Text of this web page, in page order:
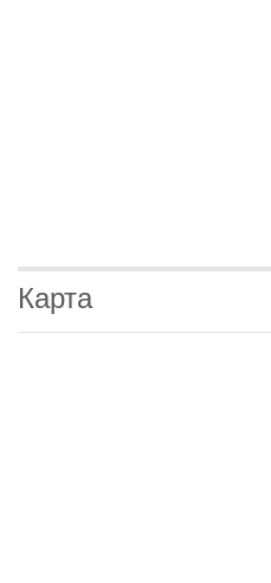
Карта